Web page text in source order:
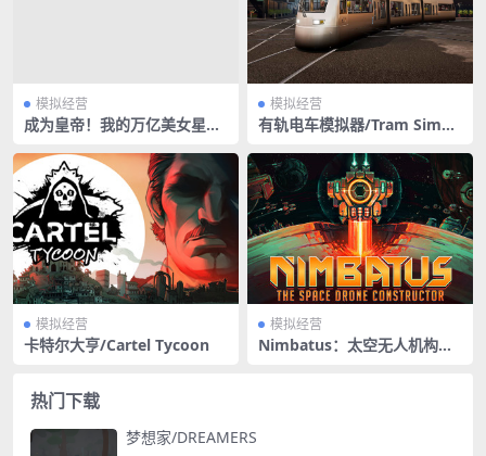
模拟经营
成为皇帝！我的万亿美女星球
Trillion Beauties Planet Em
pire
模拟经营
有轨电车模拟器/Tram Simul
络联机
模拟经营
卡特尔大亨/Cartel Tycoon
模拟经营
Nimbatus：太空无人机构造
热门下载
梦想家/DREAMERS